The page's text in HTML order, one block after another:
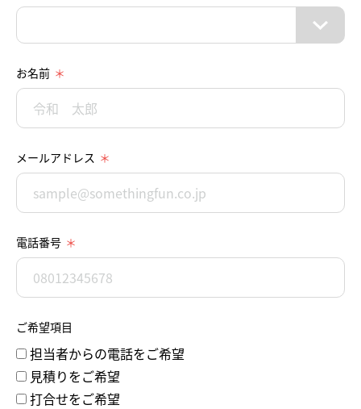
お名前
メールアドレス
電話番号
ご希望項目
担当者からの電話をご希望
見積りをご希望
打合せをご希望